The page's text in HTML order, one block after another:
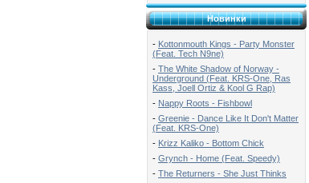
Новинки
- Kottonmouth Kings - Party Monster
(Feat. Tech N9ne)
- The White Shadow of Norway -
Underground (Feat. KRS-One, Ras
Kass, Joell Ortiz & Kool G Rap)
- Nappy Roots - Fishbowl
- Greenie - Dance Like It Don't Matter
(Feat. KRS-One)
- Krizz Kaliko - Bottom Chick
- Grynch - Home (Feat. Speedy)
- The Returners - She Just Thinks